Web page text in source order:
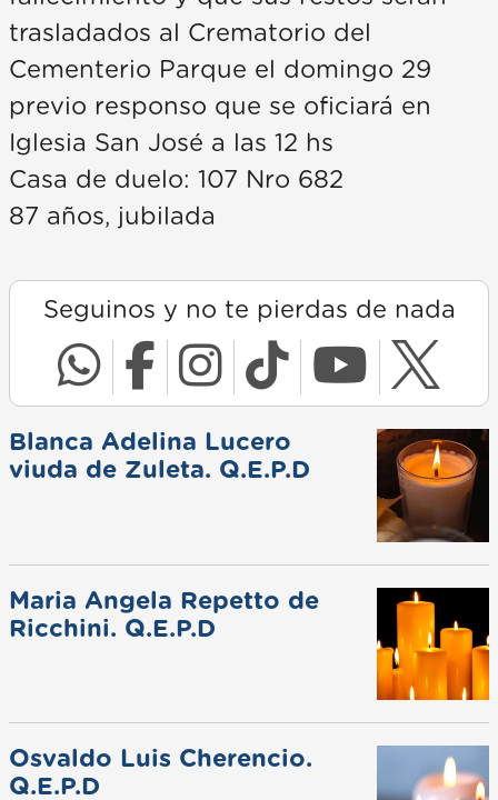
trasladados al Crematorio del
Cementerio Parque el domingo 29
previo responso que se oficiará en
Iglesia San José a las 12 hs
Casa de duelo: 107 Nro 682
87 años, jubilada
Seguinos y no te pierdas de nada
Blanca Adelina Lucero
viuda de Zuleta. Q.E.P.D
Maria Angela Repetto de
Ricchini. Q.E.P.D
Osvaldo Luis Cherencio.
Q.E.P.D